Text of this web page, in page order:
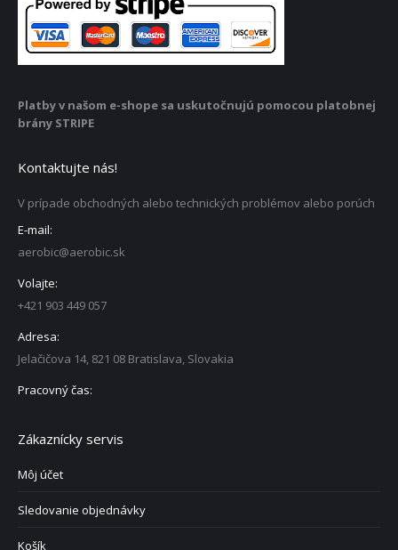
Platby v našom e-shope sa uskutočnujú pomocou platobnej
brány STRIPE
Kontaktujte nás!
V prípade obchodných alebo technických problémov alebo porúch
E-mail:
aerobic@aerobic.sk
Volajte:
+421 903 449 057
Adresa:
Jelačičova 14, 821 08 Bratislava, Slovakia
Pracovný čas:
Zákaznícky servis
Môj účet
Sledovanie objednávky
Košík